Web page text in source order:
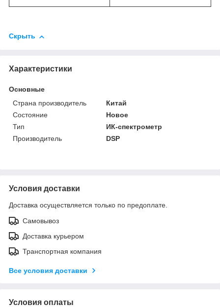
Скрыть
Характеристики
Основные
Страна производитель
Китай
Состояние
Новое
Тип
ИК-спектрометр
Производитель
DSP
Условия доставки
Доставка осуществляется только по предоплате.
Самовывоз
Доставка курьером
Транспортная компания
Все условия доставки
Условия оплаты